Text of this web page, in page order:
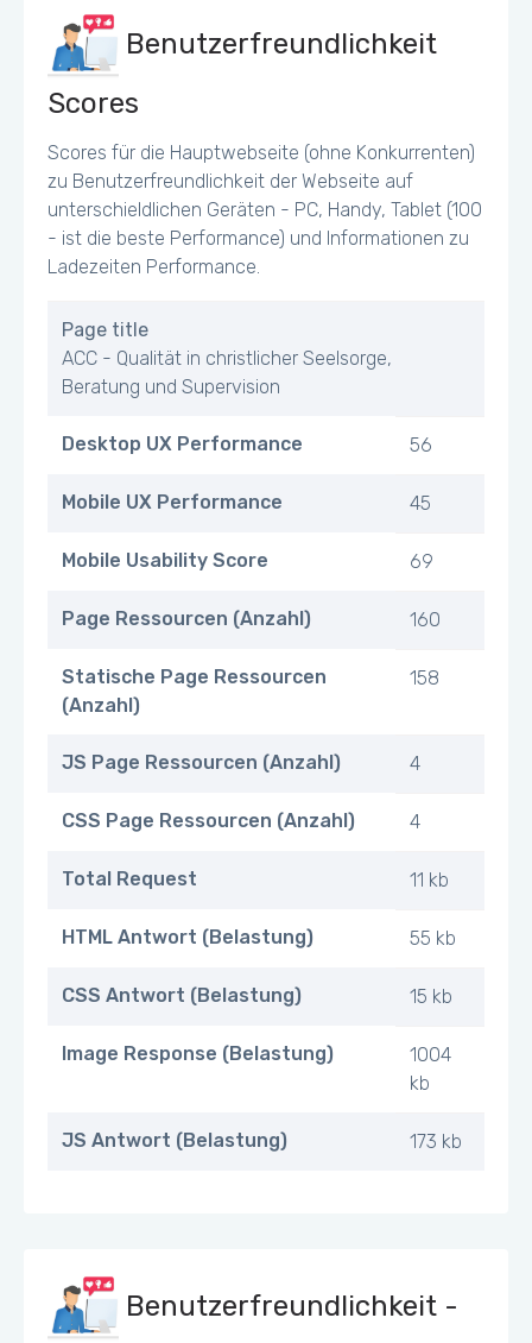
Benutzerfreundlichkeit
Scores
Scores für die Hauptwebseite (ohne Konkurrenten)
zu Benutzerfreundlichkeit der Webseite auf
unterschieldlichen Geräten - PC, Handy, Tablet (100
- ist die beste Performance) und Informationen zu
Ladezeiten Performance.
Page title
ACC - Qualität in christlicher Seelsorge,
Beratung und Supervision
Desktop UX Performance 56
Mobile UX Performance 45
Mobile Usability Score 69
Page Ressourcen (Anzahl) 160
Statische Page Ressourcen
(Anzahl)
158
JS Page Ressourcen (Anzahl) 4
CSS Page Ressourcen (Anzahl) 4
Total Request 11 kb
HTML Antwort (Belastung) 55 kb
CSS Antwort (Belastung) 15 kb
Image Response (Belastung)
1004
kb
JS Antwort (Belastung) 173 kb
Benutzerfreundlichkeit -